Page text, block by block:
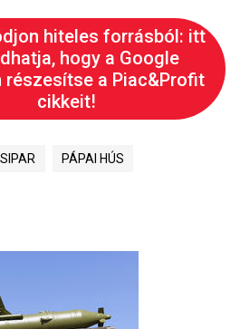
hiteles forrásból: itt
hogy a Google
részesítse a Piac&Profit
cikkeit!
PÁPAI HÚS